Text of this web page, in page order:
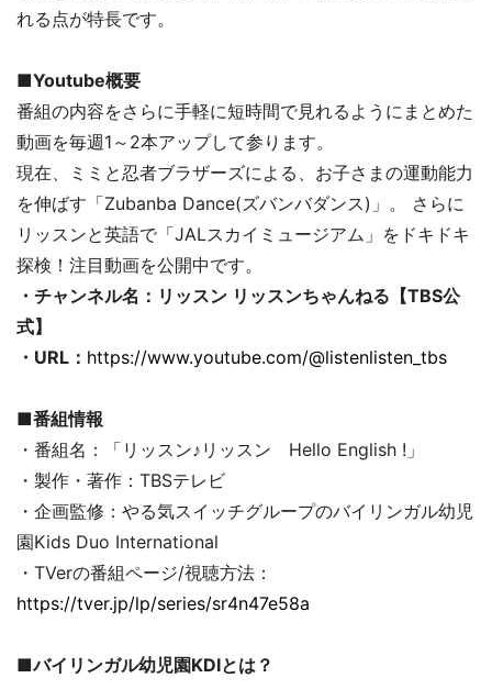
れる点が特長です。
■Youtube概要
番組の内容をさらに手軽に短時間で見れるようにまとめた
動画を毎週1～2本アップして参ります。
現在、ミミと忍者ブラザーズによる、お子さまの運動能力
を伸ばす「Zubanba Dance(ズバンバダンス)」。 さらに
リッスンと英語で「JALスカイミュージアム」をドキドキ
探検！注目動画を公開中です。
・チャンネル名：リッスン リッスンちゃんねる【TBS公
式】
・URL： https://www.youtube.com/@listenlisten_tbs
■番組情報
・番組名：「リッスン♪リッスン Hello English !」
・製作・著作：TBSテレビ
・企画監修：やる気スイッチグループのバイリンガル幼児
園Kids Duo International
・TVerの番組ページ/視聴方法：
https://tver.jp/lp/series/sr4n47e58a
■バイリンガル幼児園KDIとは？